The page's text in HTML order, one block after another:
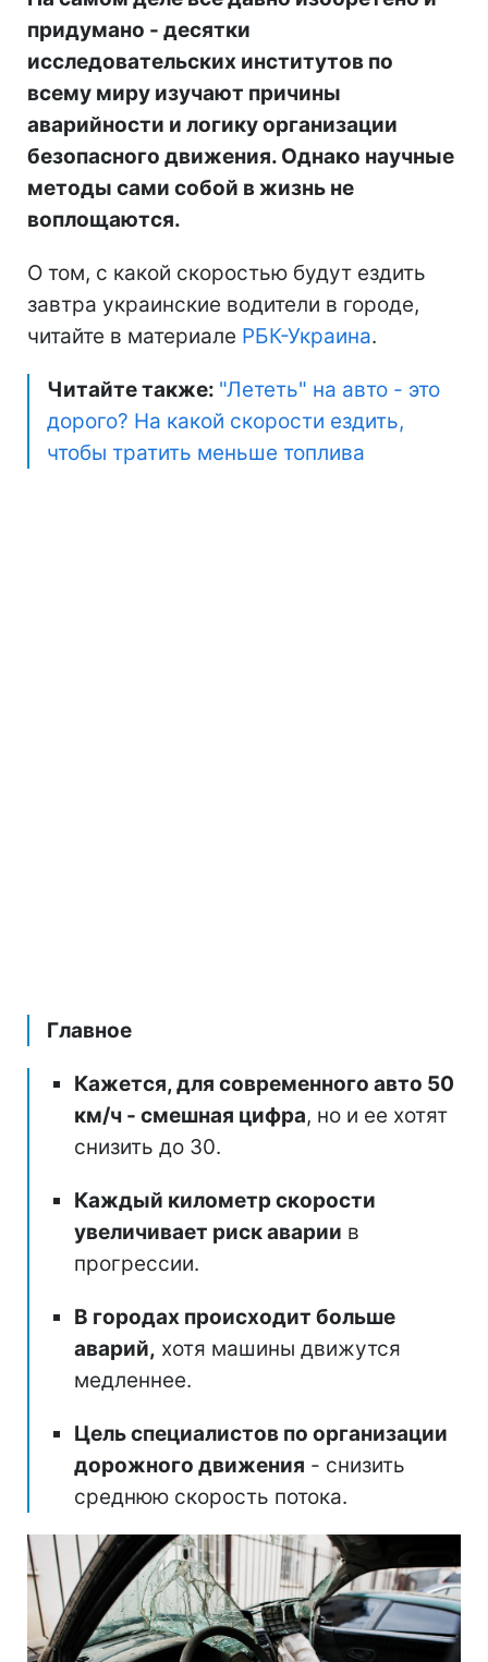
придумано - десятки
исследовательских институтов по
всему миру изучают причины
аварийности и логику организации
безопасного движения. Однако научные
методы сами собой в жизнь не
воплощаются.
О том, с какой скоростью будут ездить
завтра украинские водители в городе,
читайте в материале РБК-Украина.
Читайте также: "Лететь" на авто - это
дорого? На какой скорости ездить,
чтобы тратить меньше топлива
Главное
Кажется, для современного авто 50
км/ч - смешная цифра, но и ее хотят
снизить до 30.
Каждый километр скорости
увеличивает риск аварии в
прогрессии.
В городах происходит больше
аварий, хотя машины движутся
медленнее.
Цель специалистов по организации
дорожного движения - снизить
среднюю скорость потока.